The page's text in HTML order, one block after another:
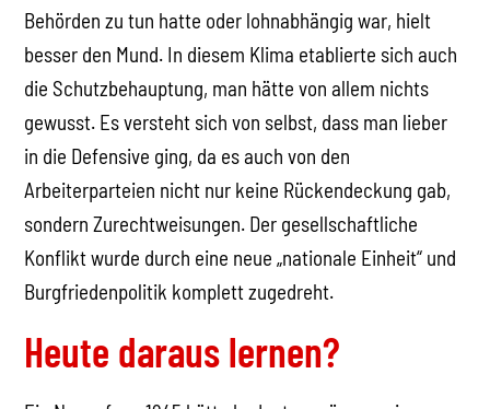
Behörden zu tun hatte oder lohnabhängig war, hielt
besser den Mund. In diesem Klima etablierte sich auch
die Schutzbehauptung, man hätte von allem nichts
gewusst. Es versteht sich von selbst, dass man lieber
in die Defensive ging, da es auch von den
Arbeiterparteien nicht nur keine Rückendeckung gab,
sondern Zurechtweisungen. Der gesellschaftliche
Konflikt wurde durch eine neue „nationale Einheit“ und
Burgfriedenpolitik komplett zugedreht.
Heute daraus lernen?